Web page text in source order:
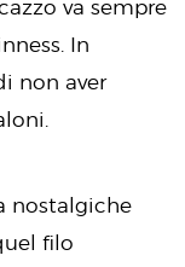
va sempre
In
non aver
nostalgiche
filo